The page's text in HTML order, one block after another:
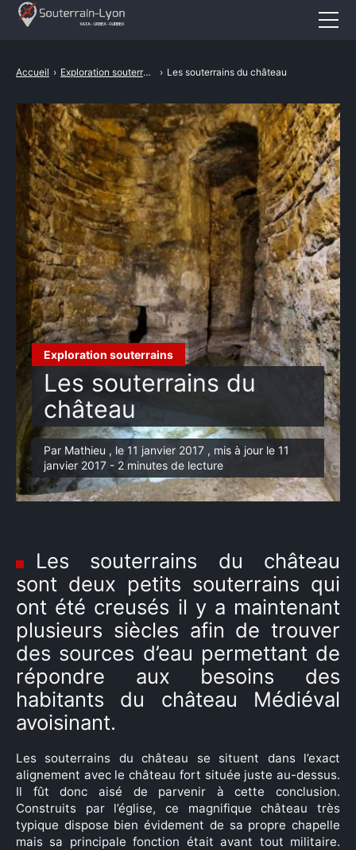
Exploration souterrains
Les souterrains du
château
Par Mathieu , le 11 janvier 2017 , mis à jour le 11
janvier 2017 - 2 minutes de lecture
Accueil › Exploration souterrains › Les souterrains du château
Les souterrains du château
sont deux petits souterrains qui
ont été creusés il y a maintenant
plusieurs siècles afin de trouver
des sources d’eau permettant de
répondre aux besoins des
habitants du château Médiéval
avoisinant.
Les souterrains du château se situent dans l’exact
alignement avec le château fort située juste au-dessus.
Il fût donc aisé de parvenir à cette conclusion.
Construits par l’église, ce magnifique château très
typique dispose bien évidement de sa propre chapelle
mais sa principale fonction était avant tout militaire.
Cataphile
Urbex
Revival
A propos
CONTACT